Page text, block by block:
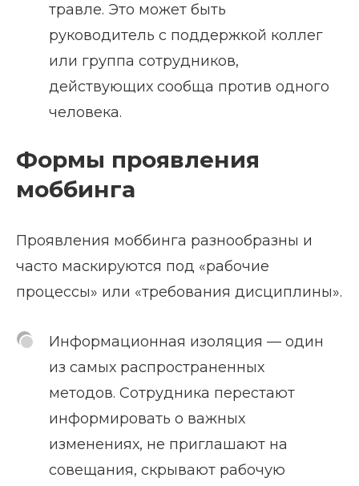
травле. Это может быть
руководитель с поддержкой коллег
или группа сотрудников,
действующих сообща против одного
человека.
Формы проявления
моббинга
Проявления моббинга разнообразны и
часто маскируются под «рабочие
процессы» или «требования дисциплины».
Информационная изоляция — один
из самых распространенных
методов. Сотрудника перестают
информировать о важных
изменениях, не приглашают на
совещания, скрывают рабочую